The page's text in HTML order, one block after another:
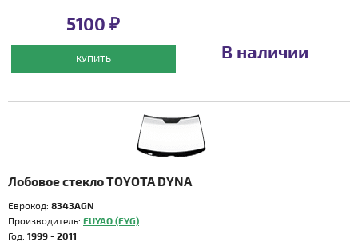
5100 ₽
КУПИТЬ В наличии
Лобовое стекло TOYOTA DYNA
Еврокод: 8343AGN
Производитель: FUYAO (FYG)
Год: 1999 - 2011